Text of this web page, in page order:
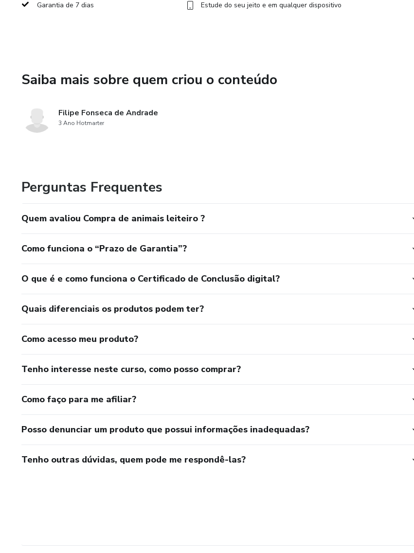
Garantia de 7 dias Estude do seu jeito e em qualquer dispositivo
Saiba mais sobre quem criou o conteúdo
Filipe Fonseca de Andrade
3 Ano Hotmarter
Perguntas Frequentes
Quem avaliou Compra de animais leiteiro ?
Como funciona o “Prazo de Garantia”?
O que é e como funciona o Certificado de Conclusão digital?
Quais diferenciais os produtos podem ter?
Como acesso meu produto?
Tenho interesse neste curso, como posso comprar?
Como faço para me afiliar?
Posso denunciar um produto que possui informações inadequadas?
Tenho outras dúvidas, quem pode me respondê-las?